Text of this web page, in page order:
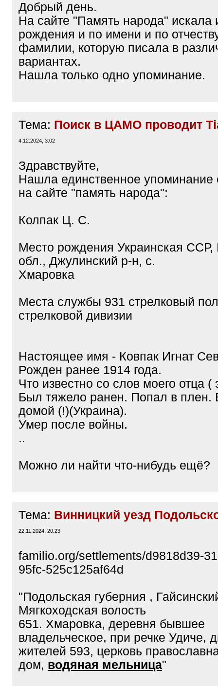
Добрый день.
На сайте "Память народа" искала
рождения и по имени и по
фамилии, которую писала в
вариантах.
Нашла только одно упоминание.
Тема: Поиск в ЦАМО проводит
4.12.2024, 3:02
Здравствуйте,
Нашла единственное упоминание
на сайте "память народа":
Колпак Ц. С.
Место рождения Украинская ССР,
обл., Джулинский р-н, с.
Хмаровка
Места службы 931 стрелковый
стрелковой дивизии
Настоящее имя - Ковпак Игнат
Рожден ранее 1914 года.
Что известно со слов моего отца (
Был тяжело ранен. Попал в плен.
домой (!)(Украина).
Умер после войны.
..
Можно ли найти что-нибудь ещё?
Тема: Винницкий уезд
22.11.2024, 20:23
familio.org/settlements/d9818d39-
95fc-525c125af64d
"Подольская губерния ,
Мягкоходская волость
651. Хмаровка, деревня бывшее
владельческое, при речке Удиче,
жителей 593, церковь
дом, водяная мельница"